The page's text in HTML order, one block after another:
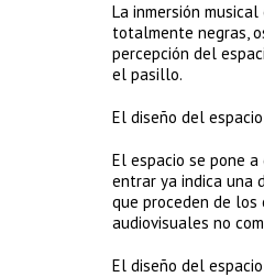
La inmersión
totalmente negras,
percepción del
el pasillo.
El diseño del
El espacio se pone
entrar ya indica una
que proceden de
audiovisuales no
El diseño del